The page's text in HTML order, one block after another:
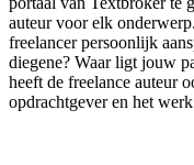
auteur voor elk
freelancer persoonlijk
diegene? Waar ligt jouw
heeft de freelance auteur
opdrachtgever en het